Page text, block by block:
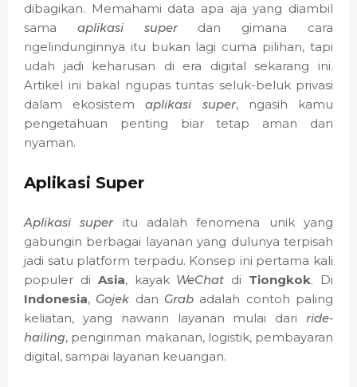
dibagikan. Memahami data apa aja yang diambil
sama aplikasi superdan gimana cara
ngelindunginnya itu bukan lagi cuma pilihan, tapi
udah jadi keharusan di era digital sekarang ini.
Artikel ini bakal ngupas tuntas seluk-beluk privasi
dalam ekosistemaplikasi super, ngasih kamu
pengetahuan penting biar tetap aman dan
nyaman.
Aplikasi Super
Aplikasi superitu adalah fenomena unik yang
gabungin berbagai layanan yang dulunya terpisah
jadi satu platform terpadu. Konsep ini pertama kali
populer di Asia, kayak WeChat di Tiongkok. Di
Indonesia, Gojek dan Grab adalah contoh paling
keliatan, yang nawarin layanan mulai dari ride-
hailing, pengiriman makanan, logistik, pembayaran
digital, sampai layanan keuangan.